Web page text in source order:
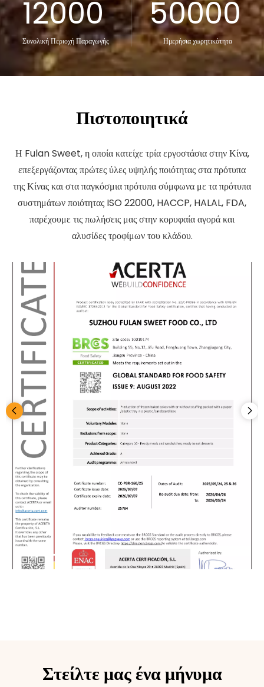
12000
Συνολική Περιοχή Παραγωγής
50000
Ημερήσια χωρητικότητα
Πιστοποιητικά
Η Fulan Sweet, η οποία κατείχε τρία εργοστάσια στην Κίνα,
επεξεργάζοντας πρώτες ύλες υψηλής ποιότητας στα πρότυπα
της Κίνας και στα παγκόσμια πρότυπα σύμφωνα με τα πρότυπα
συστημάτων ποιότητας ISO 22000, HACCP, HALAL, FDA,
παρέχουμε τις πωλήσεις μας στην κορυφαία αγορά και
αλυσίδες τροφίμων του κλάδου.
Στείλτε μας ένα μήνυμα